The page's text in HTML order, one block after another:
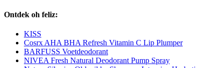
Ontdek oh feliz:
KISS
Cosrx AHA BHA Refresh Vitamin C Lip Plumper
BARFUSS Voetdeodorant
NIVEA Fresh Natural Deodorant Pump Spray